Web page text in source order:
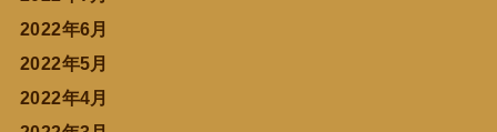
2022年6月
2022年5月
2022年4月